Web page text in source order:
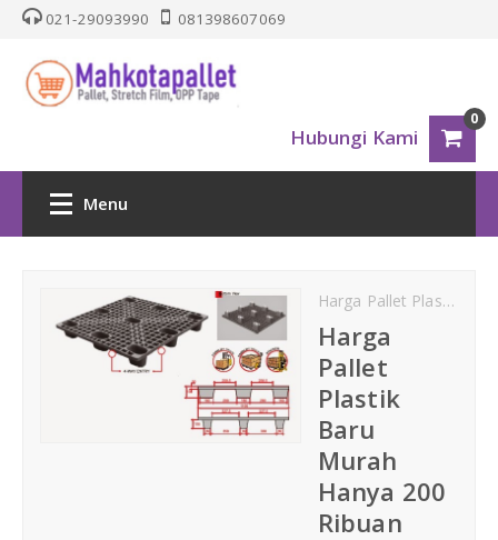
021-29093990 081398607069
Hubungi Kami
0
Menu
PALLET PLASTIK
Harga Pallet Plastik
Harga
Pallet
Plastik
Baru
Murah
Hanya 200
Ribuan